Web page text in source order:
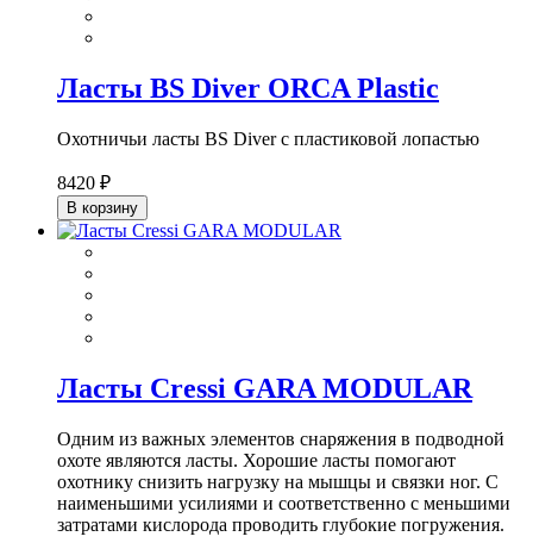
Ласты BS Diver ORCA Plastic
Охотничьи ласты BS Diver с пластиковой лопастью
8420 ₽
В корзину
Ласты Cressi GARA MODULAR
Одним из важных элементов снаряжения в подводной
охоте являются ласты. Хорошие ласты помогают
охотнику снизить нагрузку на мышцы и связки ног. С
наименьшими усилиями и соответственно с меньшими
затратами кислорода проводить глубокие погружения.